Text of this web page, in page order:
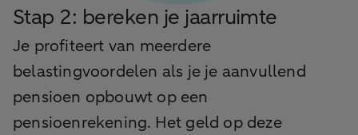
Stap 2: bereken je jaarruimte
Je profiteert van meerdere
belastingvoordelen als je je aanvullend
pensioen opbouwt op een
pensioenrekening. Het geld op deze